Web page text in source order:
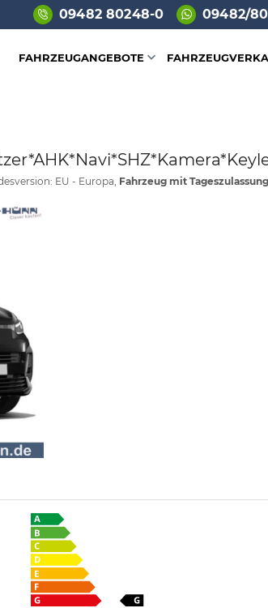
09482 80248-0 09482/
FAHRZEUGANGEBOTE
EU - Europa, Fahrzeug mit Tageszulassung